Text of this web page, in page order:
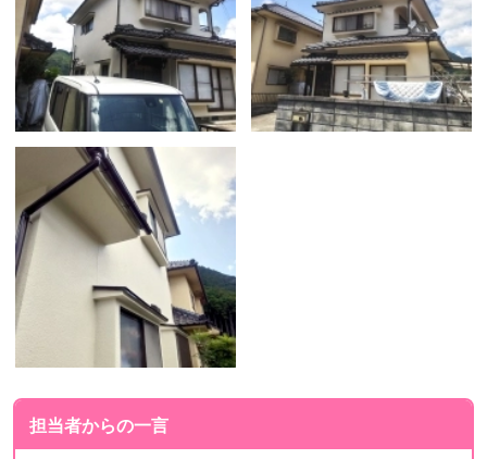
担当者からの一言